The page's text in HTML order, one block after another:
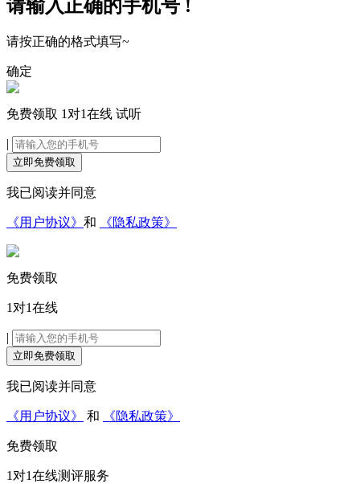
请输入正确的手机号 !
请按正确的格式填写~
确定
免费领取 1对1在线 试听
|
立即免费领取
我已阅读并同意
《用户协议》 和 《隐私政策》
免费领取
1对1在线
|
立即免费领取
我已阅读并同意
《用户协议》 和 《隐私政策》
免费领取
1对1在线测评服务